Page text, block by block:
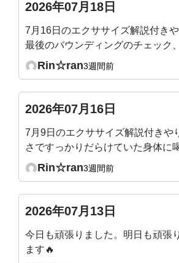
時の数値ですか？深呼吸をしても
きそうにないです‥。何となくわ
たが、やはりショックでした。
2026年07月18日
7月16日のエクササイズ解説付きや
最後のバウンディングのチェック
圧が入るのを確認できました。最
Rin☆ran3週間前
2026年07月16日
7月9日のエクササイズ解説付きや
さですっかりだらけていた身体に
うで、シャキッとしました。ぽっ
な？やりやすくなりました。
Rin☆ran3週間前
2026年07月13日
今日も頑張りました。明日も頑張り
ます🔥